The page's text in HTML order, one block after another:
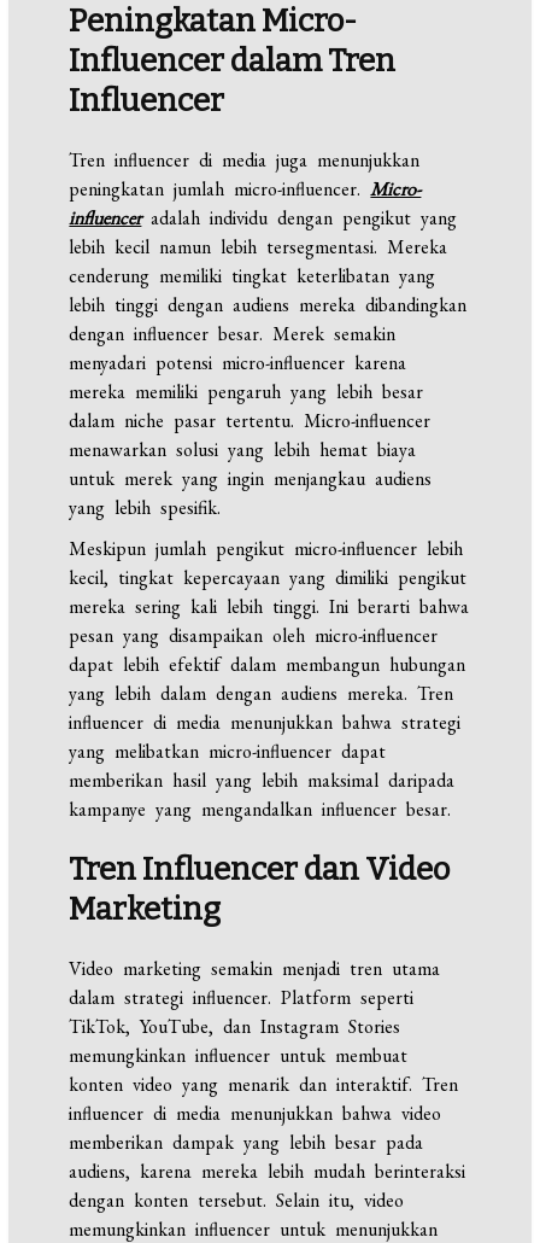
Peningkatan Micro-
Influencer dalam Tren
Influencer
Tren influencer di media juga menunjukkan
peningkatan jumlah micro-influencer.Micro-
influencer adalah individu dengan pengikut yang
lebih kecil namun lebih tersegmentasi. Mereka
cenderung memiliki tingkat keterlibatan yang
lebih tinggi dengan audiens mereka dibandingkan
dengan influencer besar. Merek semakin
menyadari potensi micro-influencer karena
mereka memiliki pengaruh yang lebih besar
dalam niche pasar tertentu. Micro-influencer
menawarkan solusi yang lebih hemat biaya
untuk merek yang ingin menjangkau audiens
yang lebih spesifik.
Meskipun jumlah pengikut micro-influencer lebih
kecil, tingkat kepercayaan yang dimiliki pengikut
mereka sering kali lebih tinggi. Ini berarti bahwa
pesan yang disampaikan oleh micro-influencer
dapat lebih efektif dalam membangun hubungan
yang lebih dalam dengan audiens mereka. Tren
influencer di media menunjukkan bahwa strategi
yang melibatkan micro-influencer dapat
memberikan hasil yang lebih maksimal daripada
kampanye yang mengandalkan influencer besar.
Tren Influencer dan Video
Marketing
Video marketing semakin menjadi tren utama
dalam strategi influencer. Platform seperti
TikTok, YouTube, dan Instagram Stories
memungkinkan influencer untuk membuat
konten video yang menarik dan interaktif. Tren
influencer di media menunjukkan bahwa video
memberikan dampak yang lebih besar pada
audiens, karena mereka lebih mudah berinteraksi
dengan konten tersebut. Selain itu, video
memungkinkan influencer untuk menunjukkan